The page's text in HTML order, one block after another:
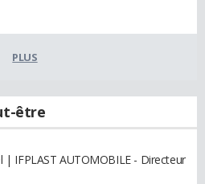
PLUS
être
| IFPLAST AUTOMOBILE - Directeur